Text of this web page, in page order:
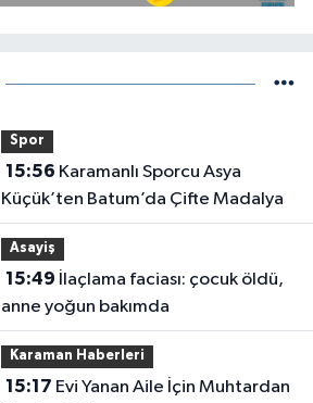
Spor
15:56
Küçük’ten Batum’da Çifte Madalya
Asayiş
15:49
anne yoğun bakımda
Karaman Haberleri
15:17